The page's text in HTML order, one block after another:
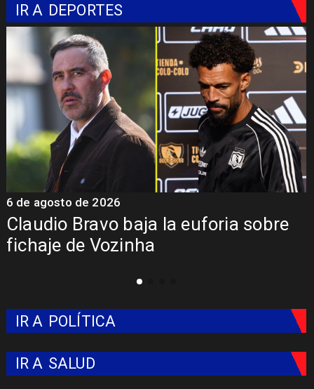
IR A DEPORTES
Claudio Bravo baja la euforia sobre
fichaje de Vozinha
6 de agosto de 2026
IR A POLÍTICA
IR A SALUD